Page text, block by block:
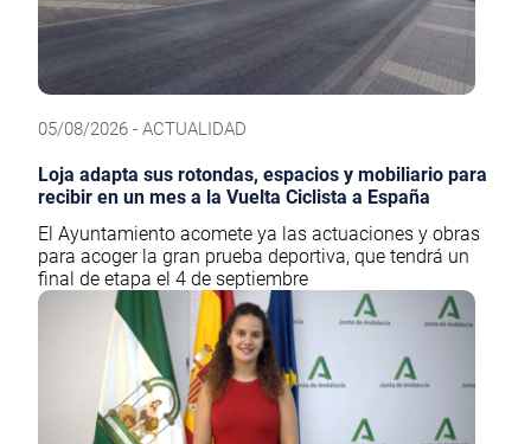
05/08/2026 - ACTUALIDAD
Loja adapta sus rotondas, espacios y mobiliario para
recibir en un mes a la Vuelta Ciclista a España
El Ayuntamiento acomete ya las actuaciones y obras
para acoger la gran prueba deportiva, que tendrá un
final de etapa el 4 de septiembre